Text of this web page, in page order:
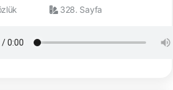
328. Sayfa